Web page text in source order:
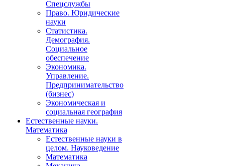
Спецслужбы
Право. Юридические
науки
Статистика.
Демография.
Социальное
обеспечение
Экономика.
Управление.
Предпринимательство
(бизнес)
Экономическая и
социальная география
Естественные науки.
Математика
Естественные науки в
целом. Науковедение
Математика